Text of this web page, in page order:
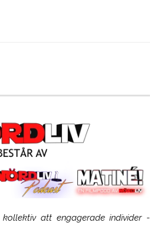
att engagerade individer -